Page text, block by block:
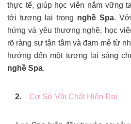
thực tế, giúp học viên nắm vững
tới tương lai trong nghề Spa.
hứng và yêu thương nghề, học
rõ ràng sự tận tâm và đam mê từ
hướng đến một tương lai sáng
nghề Spa.
2. Cơ Sở Vật Chất Hiện Đại